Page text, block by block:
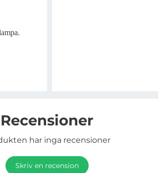
Recensioner
har inga recensioner
Skriv en recension